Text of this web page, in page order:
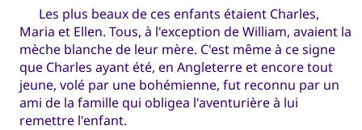
Les plus beaux de ces enfants étaient Charles,
Maria et Ellen. Tous, à l'exception de William, avaient la
mèche blanche de leur mère. C'est même à ce signe
que Charles ayant été, en Angleterre et encore tout
jeune, volé par une bohémienne, fut reconnu par un
ami de la famille qui obligea l'aventurière à lui
remettre l'enfant.